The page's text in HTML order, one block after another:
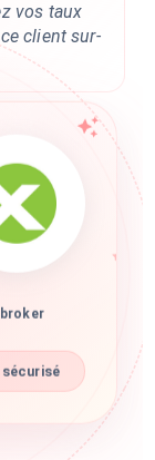
vos taux
client sur-
sécurisé